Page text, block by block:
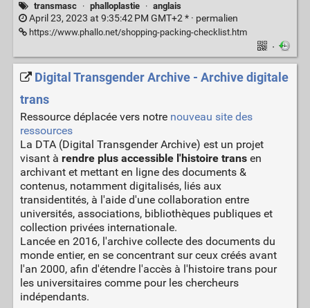
transmasc · phalloplastie · anglais
April 23, 2023 at 9:35:42 PM GMT+2 * · permalien
https://www.phallo.net/shopping-packing-checklist.htm
·
Digital Transgender Archive - Archive digitale
trans
Ressource déplacée vers notre nouveau site des
ressources
La DTA (Digital Transgender Archive) est un projet
visant à rendre plus accessible l'histoire transen
archivant et mettant en ligne des documents &
contenus, notamment digitalisés, liés aux
transidentités, à l'aide d'une collaboration entre
universités, associations, bibliothèques publiques et
collection privées internationale.
Lancée en 2016, l'archive collecte des documents du
monde entier, en se concentrant sur ceux créés avant
l'an 2000, afin d'étendre l'accès à l'histoire trans pour
les universitaires comme pour les chercheurs
indépendants.